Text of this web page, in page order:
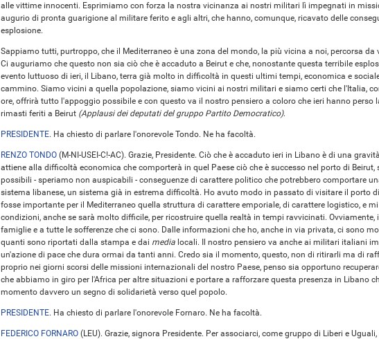
alle vittime innocenti. Esprimiamo con forza la nostra vicinanza ai nostri militari lì impegnati in
augurio di pronta guarigione al militare ferito e agli altri, che hanno, comunque, ricavato delle
esplosione.
Sappiamo tutti, purtroppo, che il Mediterraneo è una zona del mondo, la più vicina a noi, percorsa da
Ci auguriamo che questo non sia ciò che è accaduto a Beirut e che, nonostante questa terribile
evento luttuoso di ieri, il Libano, terra già molto in difficoltà in questi ultimi tempi, economica e
cammino. Siamo vicini a quella popolazione, siamo vicini ai nostri militari e siamo certi che l'Italia,
ore, offrirà tutto l'appoggio possibile e con questo va il nostro pensiero a coloro che ieri hanno perso
rimasti feriti a Beirut (Applausi dei deputati del gruppo Partito Democratico).
PRESIDENTE. Ha chiesto di parlare l'onorevole Tondo. Ne ha facoltà.
RENZO TONDO (M-NI-USEI-C!-AC). Grazie, Presidente. Ciò che è accaduto ieri in Libano è di una
attiene alla difficoltà economica che comporterà in quel Paese ciò che è successo nel porto di Beirut,
possibili - speriamo non auspicabili - conseguenze di carattere politico che potrebbero comportare
sistema libanese, un sistema già in estrema difficoltà. Ho avuto modo in passato di visitare il porto
fosse importante per il Mediterraneo quella struttura di carattere emporiale, di carattere logistico, e
condizioni, anche se sarà molto difficile, per ricostruire quella realtà in tempi ravvicinati. Ovviamente,
famiglie e a tutte le sofferenze che ci sono. Dalle informazioni che ho, anche in via privata, ci sono
quanti sono riportati dalla stampa e dai media locali. Il nostro pensiero va anche ai militari italiani
un'azione di pace che dura ormai da tanti anni. Credo sia il momento, questo, non di ritirarli ma di
proprio nei giorni scorsi delle missioni internazionali del nostro Paese, penso sia opportuno
che abbiamo in giro per l'Africa per altre situazioni e portare a rafforzare questa presenza in Libano
momento davvero un segno di solidarietà verso quel popolo.
PRESIDENTE. Ha chiesto di parlare l'onorevole Fornaro. Ne ha facoltà.
FEDERICO FORNARO (LEU). Grazie, signora Presidente. Per associarci, come gruppo di Liberi e